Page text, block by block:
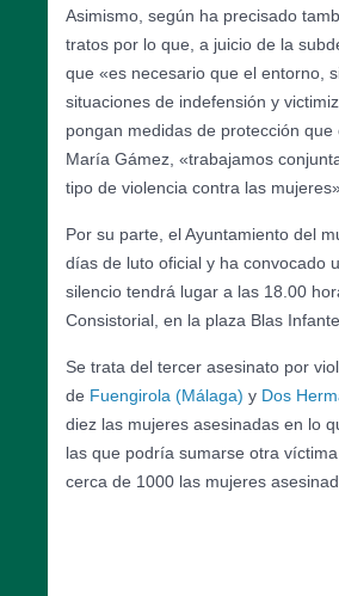
Asimismo, según ha precisado
tratos por lo que, a juicio de la
que «es necesario que el entorno,
situaciones de indefensión y
pongan medidas de protección
María Gámez, «trabajamos
tipo de violencia contra las
Por su parte, el Ayuntamiento del
días de luto oficial y ha convocado
silencio tendrá lugar a las 18.00
Consistorial, en la plaza Blas
Se trata del tercer asesinato por
de Fuengirola (Málaga) y Dos
diez las mujeres asesinadas en lo
las que podría sumarse otra
cerca de 1000 las mujeres